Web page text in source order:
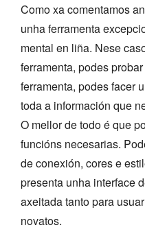
Como xa comentamos
unha ferramenta
mental en liña. Nese
ferramenta, podes
ferramenta, podes facer
toda a información que
O mellor de todo é que
funcións necesarias.
de conexión, cores e
presenta unha interface
axeitada tanto para
novatos.